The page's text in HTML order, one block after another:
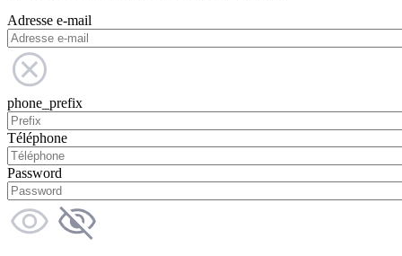
Adresse e-mail
phone_prefix
Téléphone
Password